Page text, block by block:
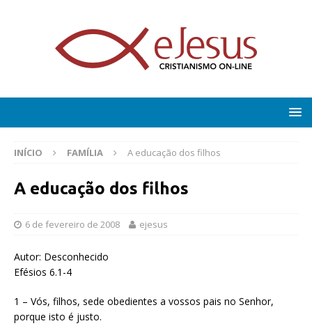
INÍCIO FAMÍLIA A educação dos filhos
A educação dos filhos
6 de fevereiro de 2008 ejesus
Autor: Desconhecido
Efésios 6.1-4
1 – Vós, filhos, sede obedientes a vossos pais no Senhor,
porque isto é justo.